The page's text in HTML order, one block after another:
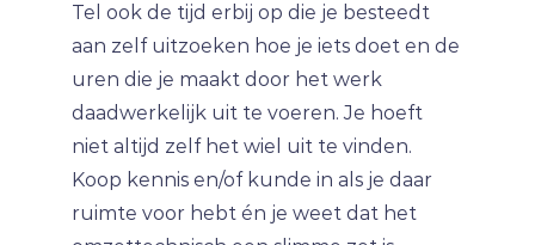
Tel ook de tijd erbij op die je besteedt
aan zelf uitzoeken hoe je iets doet en de
uren die je maakt door het werk
daadwerkelijk uit te voeren. Je hoeft
niet altijd zelf het wiel uit te vinden.
Koop kennis en/of kunde in als je daar
ruimte voor hebt én je weet dat het